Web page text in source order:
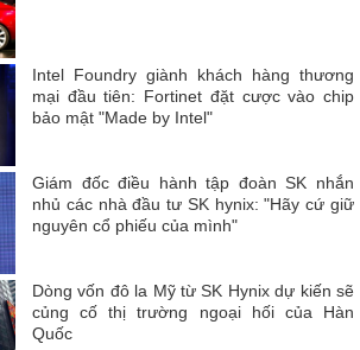
Intel Foundry giành khách hàng thương
mại đầu tiên: Fortinet đặt cược vào chip
bảo mật "Made by Intel"
Giám đốc điều hành tập đoàn SK nhắn
nhủ các nhà đầu tư SK hynix: "Hãy cứ giữ
nguyên cổ phiếu của mình"
Dòng vốn đô la Mỹ từ SK Hynix dự kiến ​​sẽ
củng cố thị trường ngoại hối của Hàn
Quốc